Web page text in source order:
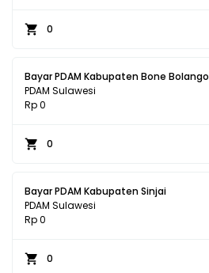
0
Bayar PDAM Kabupaten Bone Bolango
PDAM Sulawesi
Rp 0
0
Bayar PDAM Kabupaten Sinjai
PDAM Sulawesi
Rp 0
0